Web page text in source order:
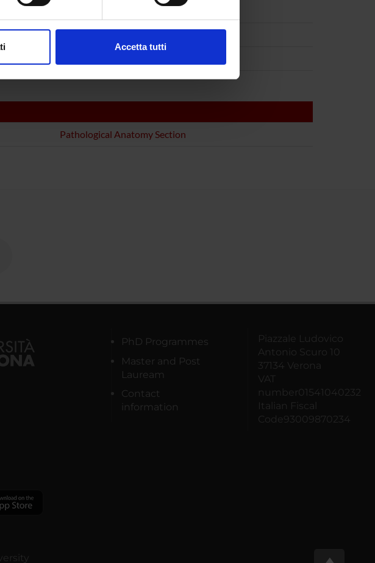
sui cookie.
Accetta tutti
Pathological Anatomy Section
PhD Programmes
Master and Post
Lauream
Contact
information
Piazzale Ludovico
Antonio Scuro 10
37134 Verona
VAT
number01541040232
Italian Fiscal
Code93009870234